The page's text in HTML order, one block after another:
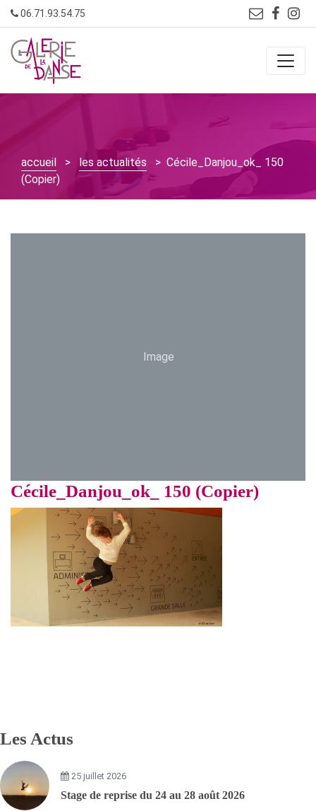
Skip
to
content
06.71.93.54.75
accueil > les actualités > Cécile_Danjou_ok_ 150
(Copier)
Image
Cécile_Danjou_ok_ 150 (Copier)
Les Actus
25 juillet 2026
Stage de reprise du 24 au 28 août 2026